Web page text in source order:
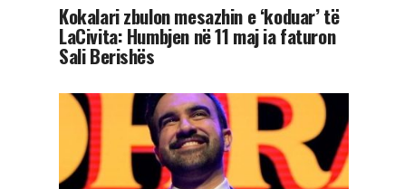
Kokalari zbulon mesazhin e ‘koduar’ të
LaCivita: Humbjen në 11 maj ia faturon
Sali Berishës